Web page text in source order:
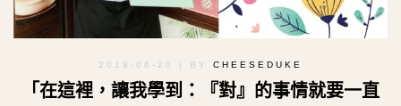
2019-06-20 | BY CHEESEDUKE
「在這裡，讓我學到：『對』的事情就要一直